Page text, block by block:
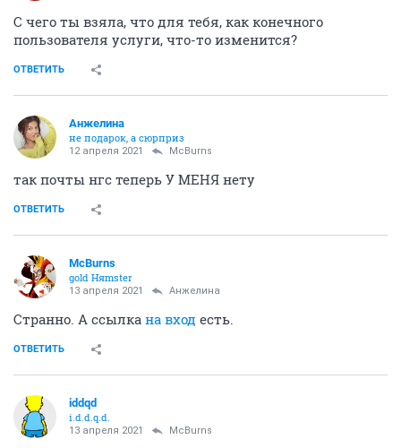
С чего ты взяла, что для тебя, как конечного
пользователя услуги, что-то изменится?
ОТВЕТИТЬ
Aнжелина
не подарок, а сюрприз
12 апреля 2021 McBurns
так почты нгс теперь У МЕНЯ нету
ОТВЕТИТЬ
McBurns
gold Няmster
13 апреля 2021 Aнжелина
Странно. А ссылка на вход есть.
ОТВЕТИТЬ
iddqd
i.d.d.q.d.
13 апреля 2021 McBurns